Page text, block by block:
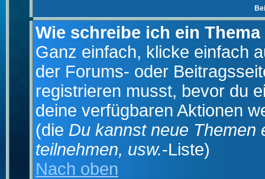
Wie schreibe ich ein
Ganz einfach, klicke einfach
der Forums- oder
registrieren musst, bevor du
deine verfügbaren Aktionen
(die Du kannst neue Themen
teilnehmen, usw.-Liste)
Nach oben